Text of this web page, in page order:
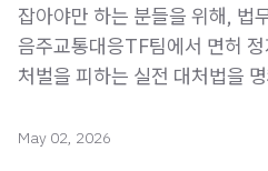
잡아야만 하는 분들을 위해, 법
음주교통대응TF팀에서 면허
처벌을 피하는 실전 대처법을
May 02, 2026